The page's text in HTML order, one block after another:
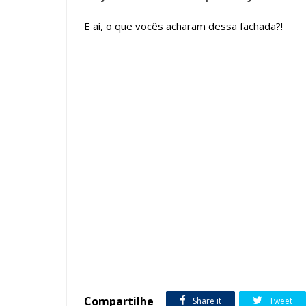
E aí, o que vocês acharam dessa fachada?!
Compartilhe Share it Tweet